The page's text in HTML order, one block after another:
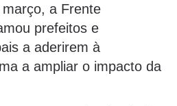
a Frente
prefeitos e
a aderirem à
a ampliar o impacto da